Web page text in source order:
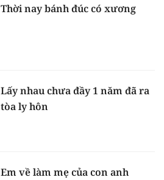
Thời nay bánh đúc có xương
Lấy nhau chưa đầy 1 năm đã ra
tòa ly hôn
Em về làm mẹ của con anh